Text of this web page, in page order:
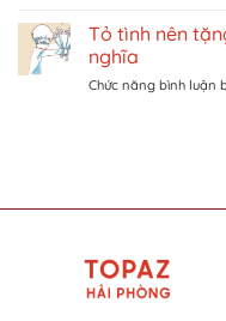
Tỏ tình nên
nghĩa
Chức năng bình luận